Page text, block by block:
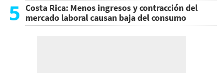
5 Costa Rica: Menos ingresos y contracción del
mercado laboral causan baja del consumo